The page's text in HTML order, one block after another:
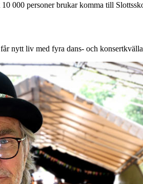
000 personer brukar komma till
nytt liv med fyra dans- och